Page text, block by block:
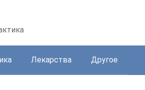
Лекарства Другое